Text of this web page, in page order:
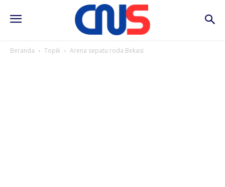
Beranda Topik Arena sepatu roda Bekasi